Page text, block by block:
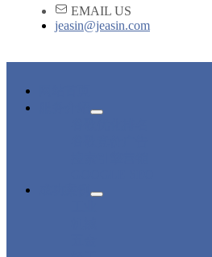
EMAIL US
jeasin@jeasin.com